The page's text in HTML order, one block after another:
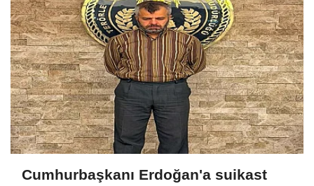
Cumhurbaşkanı Erdoğan'a suikast